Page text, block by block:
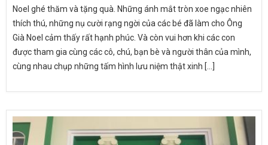
Noel ghé thăm và tặng quà. Những ánh mắt tròn xoe ngạc nhiên
thích thú, những nụ cười rạng ngời của các bé đã làm cho Ông
Già Noel cảm thấy rất hạnh phúc. Và còn vui hơn khi các con
được tham gia cùng các cô, chú, bạn bè và người thân của mình,
cùng nhau chụp những tấm hình lưu niệm thật xinh [...]